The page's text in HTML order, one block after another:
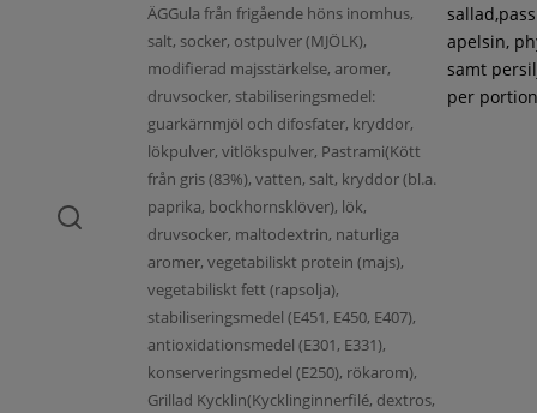
ÄGGula från frigående höns inomhus,
salt, socker, ostpulver (MJÖLK),
modifierad majsstärkelse, aromer,
druvsocker, stabiliseringsmedel:
guarkärnmjöl och difosfater, kryddor,
lökpulver, vitlökspulver, Pastrami(Kött
från gris (83%), vatten, salt, kryddor (bl.a.
paprika, bockhornsklöver), lök,
druvsocker, maltodextrin, naturliga
aromer, vegetabiliskt protein (majs),
vegetabiliskt fett (rapsolja),
stabiliseringsmedel (E451, E450, E407),
antioxidationsmedel (E301, E331),
konserveringsmedel (E250), rökarom),
Grillad Kycklin(Kycklinginnerfilé, dextros,
apelsin,
samt
per